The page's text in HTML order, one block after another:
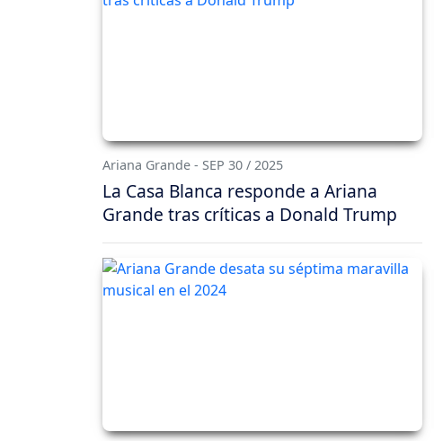
Ariana Grande - SEP 30 / 2025
La Casa Blanca responde a Ariana
Grande tras críticas a Donald Trump